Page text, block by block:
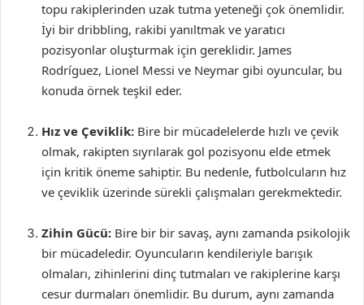
topu rakiplerinden uzak tutma yeteneği çok önemlidir.
İyi bir dribbling, rakibi yanıltmak ve yaratıcı
pozisyonlar oluşturmak için gereklidir. James
Rodríguez, Lionel Messi ve Neymar gibi oyuncular, bu
konuda örnek teşkil eder.
Hız ve Çeviklik: Bire bir mücadelelerde hızlı ve çevik
olmak, rakipten sıyrılarak gol pozisyonu elde etmek
için kritik öneme sahiptir. Bu nedenle, futbolcuların hız
ve çeviklik üzerinde sürekli çalışmaları gerekmektedir.
Zihin Gücü: Bire bir bir savaş, aynı zamanda psikolojik
bir mücadeledir. Oyuncuların kendileriyle barışık
olmaları, zihinlerini dinç tutmaları ve rakiplerine karşı
cesur durmaları önemlidir. Bu durum, aynı zamanda